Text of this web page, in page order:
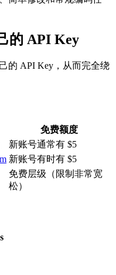
的 API Key
的 API Key，从而完全绕
免费额度
新账号通常有 $5
新账号有时有 $5
免费层级（限制非常宽
松）